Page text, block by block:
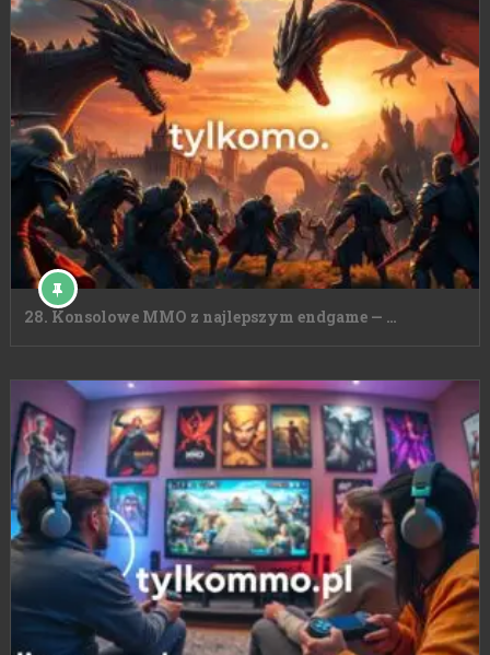
28. Konsolowe MMO z najlepszym endgame — …